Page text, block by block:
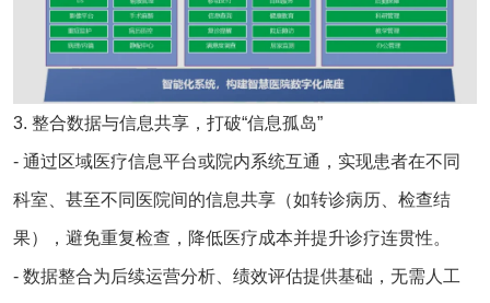
3. 整合数据与信息共享，打破“信息孤岛”
- 通过区域医疗信息平台或院内系统互通，实现患者在不同
科室、甚至不同医院间的信息共享（如转诊病历、检查结
果），避免重复检查，降低医疗成本并提升诊疗连贯性。
- 数据整合为后续运营分析、绩效评估提供基础，无需人工